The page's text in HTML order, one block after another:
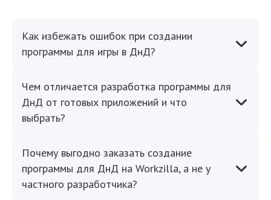
Как избежать ошибок при создании
программы для игры в ДнД?
Чем отличается разработка программы для
ДнД от готовых приложений и что
выбрать?
Почему выгодно заказать создание
программы для ДнД на Workzilla, а не у
частного разработчика?